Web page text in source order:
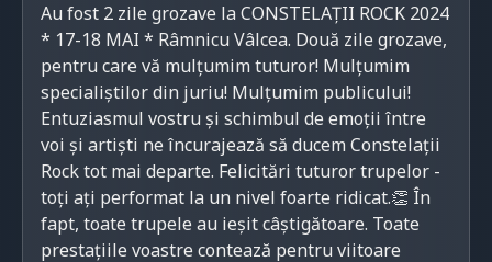
Au fost 2 zile grozave la CONSTELAȚII ROCK 2024
* 17-18 MAI * Râmnicu Vâlcea. Două zile grozave,
pentru care vă mulțumim tuturor! Mulțumim
specialiștilor din juriu! Mulțumim publicului!
Entuziasmul vostru și schimbul de emoții între
voi și artiști ne încurajează să ducem Constelații
Rock tot mai departe. Felicitări tuturor trupelor -
toți ați performat la un nivel foarte ridicat.👏 În
fapt, toate trupele au ieșit câștigătoare. Toate
prestațiile voastre contează pentru viitoare